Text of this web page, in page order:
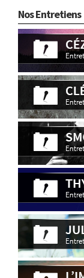
Nos Entretiens